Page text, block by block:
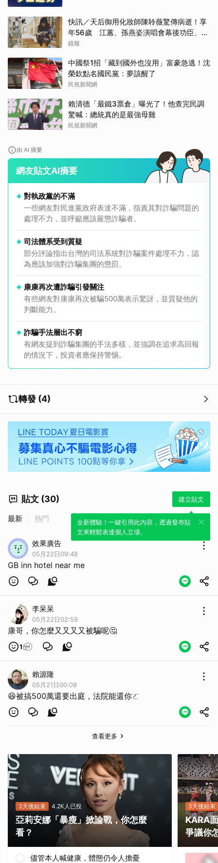
快訊／天后御用化妝師陳聆薇驚傳病逝！享
年56歲 江蕙、孫燕姿演唱會幕後功臣、蔡
健雅崩潰難接受
鏡報
中國祭1招「藏到國外也沒用」富豪急逃！沈
榮欽點名國民黨：夢該醒了
民視新聞網
賴清德「最鐵3票倉」曝光了！他查完民調
驚喊：總統真的是最強母雞
民視新聞網
由 AI 摘要
網友貼文AI摘要
對執政黨的不滿
一些網友對民進黨政府表達不滿，指責其對詐騙問題的
處理不力，並呼籲應該嚴懲詐騙者。
司法體系受到質疑
部分評論指出台灣的司法系統對詐騙案件處理不力，認
為應該加強對詐騙集團的懲罰。
康康再次遭詐騙引發關注
有些網友對康康再次被騙500萬表示驚訝，並質疑他的
判斷能力。
詐騙手法層出不窮
有網友提到詐騙集團的手法多樣，並強調在追求高回報
的情況下，投資者應保持警惕。
轉發 (4)
貼文 (30) 建立貼文
全新體驗！一鍵引用此內容，透過發布貼
文來輕鬆表達個人立場。
最新 熱門
效果廣告
05月22日09:48
GB inn hotel near me
李呆呆
05月22日02:59
康哥，你怎麼又又又又被騙呢🤔
1
賴源隆
05月21日00:08
😆被搞500萬還要出庭，法院能還你ㄛ
查看更多
3天後結束 4.2K人已投
亞莉安娜「暴瘦」掀論戰，你怎麼
看？
儘管本人喊健康，體態仍令人擔憂
3天後結束
KARA
爭議你